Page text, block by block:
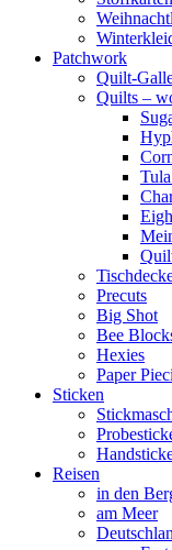
Patchwork
Quilt-
Quilts –
Precuts
Big Shot
Bee
Hexies
Paper
Sticken
Reisen
in den
am Meer